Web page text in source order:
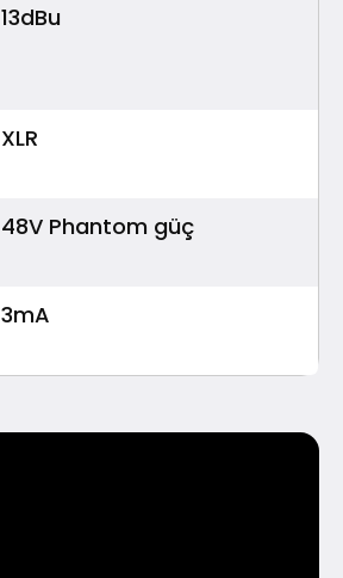
13dBu
XLR
48V Phantom güç
3mA